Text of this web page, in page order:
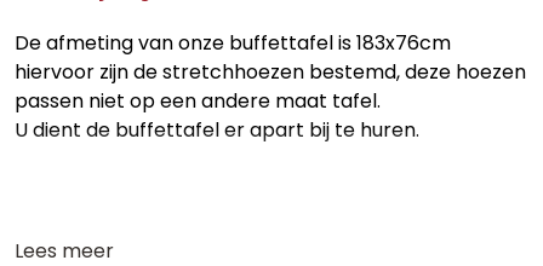
De afmeting van onze buffettafel is 183x76cm
hiervoor zijn de stretchhoezen bestemd, deze hoezen
passen niet op een andere maat tafel.
U dient de buffettafel er apart bij te huren.
Lees meer